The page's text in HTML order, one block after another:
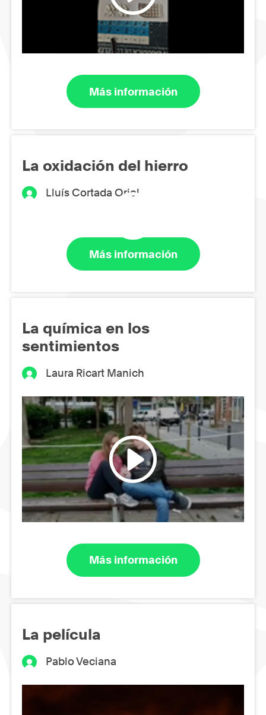
Más información
La oxidación del hierro
Lluís Cortada Oriol
Más información
La química en los
sentimientos
Laura Ricart Manich
Más información
La película
Pablo Veciana